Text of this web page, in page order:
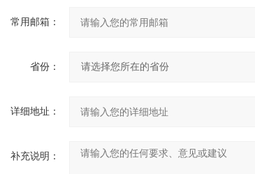
常用邮箱：
省份：
详细地址：
补充说明：